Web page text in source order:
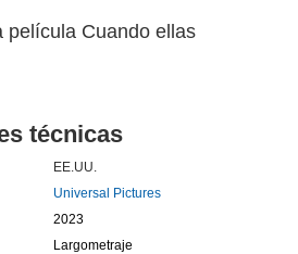
película Cuando ellas
técnicas
EE.UU.
Universal Pictures
2023
Largometraje